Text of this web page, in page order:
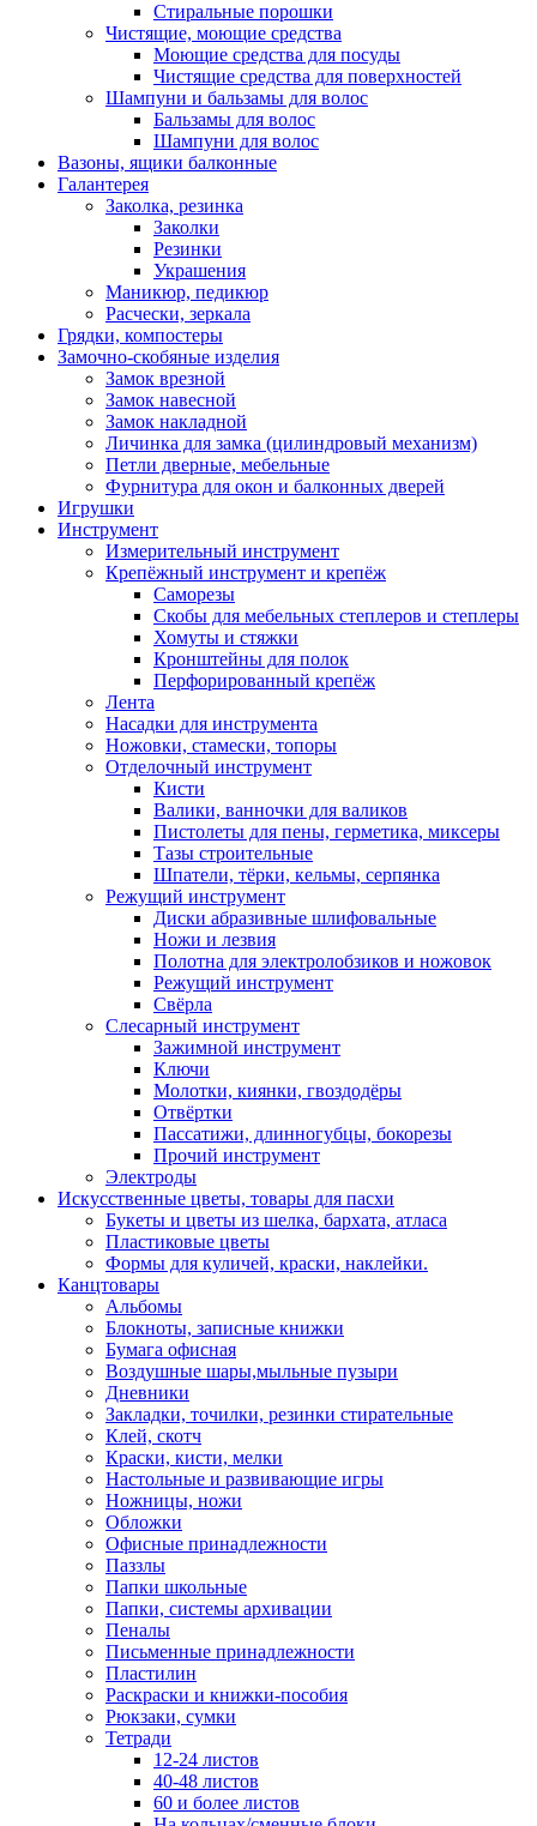
Стиральные порошки
Чистящие, моющие средства
Моющие средства для посуды
Чистящие средства для поверхностей
Шампуни и бальзамы для волос
Бальзамы для волос
Шампуни для волос
Вазоны, ящики балконные
Галантерея
Заколка, резинка
Заколки
Резинки
Украшения
Маникюр, педикюр
Расчески, зеркала
Грядки, компостеры
Замочно-скобяные изделия
Замок врезной
Замок навесной
Замок накладной
Личинка для замка (цилиндровый механизм)
Петли дверные, мебельные
Фурнитура для окон и балконных дверей
Игрушки
Инструмент
Измерительный инструмент
Крепёжный инструмент и крепёж
Саморезы
Скобы для мебельных степлеров и степлеры
Хомуты и стяжки
Кронштейны для полок
Перфорированный крепёж
Лента
Насадки для инструмента
Ножовки, стамески, топоры
Отделочный инструмент
Кисти
Валики, ванночки для валиков
Пистолеты для пены, герметика, миксеры
Тазы строительные
Шпатели, тёрки, кельмы, серпянка
Режущий инструмент
Диски абразивные шлифовальные
Ножи и лезвия
Полотна для электролобзиков и ножовок
Режущий инструмент
Свёрла
Слесарный инструмент
Зажимной инструмент
Ключи
Молотки, киянки, гвоздодёры
Отвёртки
Пассатижи, длинногубцы, бокорезы
Прочий инструмент
Электроды
Искусственные цветы, товары для пасхи
Букеты и цветы из шелка, бархата, атласа
Пластиковые цветы
Формы для куличей, краски, наклейки.
Канцтовары
Альбомы
Блокноты, записные книжки
Бумага офисная
Воздушные шары,мыльные пузыри
Дневники
Закладки, точилки, резинки стирательные
Клей, скотч
Краски, кисти, мелки
Настольные и развивающие игры
Ножницы, ножи
Обложки
Офисные принадлежности
Паззлы
Папки школьные
Папки, системы архивации
Пеналы
Письменные принадлежности
Пластилин
Раскраски и книжки-пособия
Рюкзаки, сумки
Тетради
12-24 листов
40-48 листов
60 и более листов